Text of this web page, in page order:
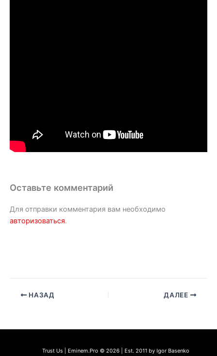
Оставьте комментарий
Для отправки комментария вам необходимо
авторизоваться.
НАЗАД ДАЛЕЕ
Trust Us | Eminem.Pro © 2026 | Est. 2011 by Igor Basenko